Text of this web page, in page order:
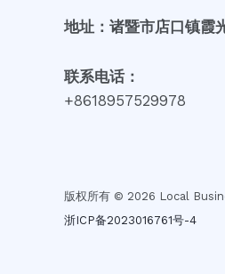
地址：诸暨市店口镇霞
联系电话：
+8618957529978
版权所有 © 2026 Local
浙ICP备2023016761号-4